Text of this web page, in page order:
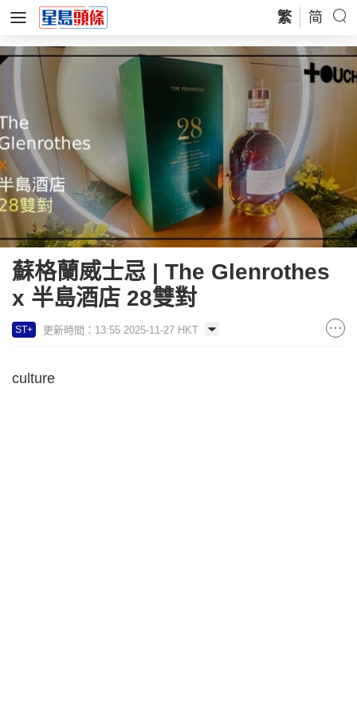
繁 简
蘇格蘭威士忌 | The Glenrothes
x 半島酒店 28雙對
ST+ 更新時間：13:55 2025-11-27 HKT
culture